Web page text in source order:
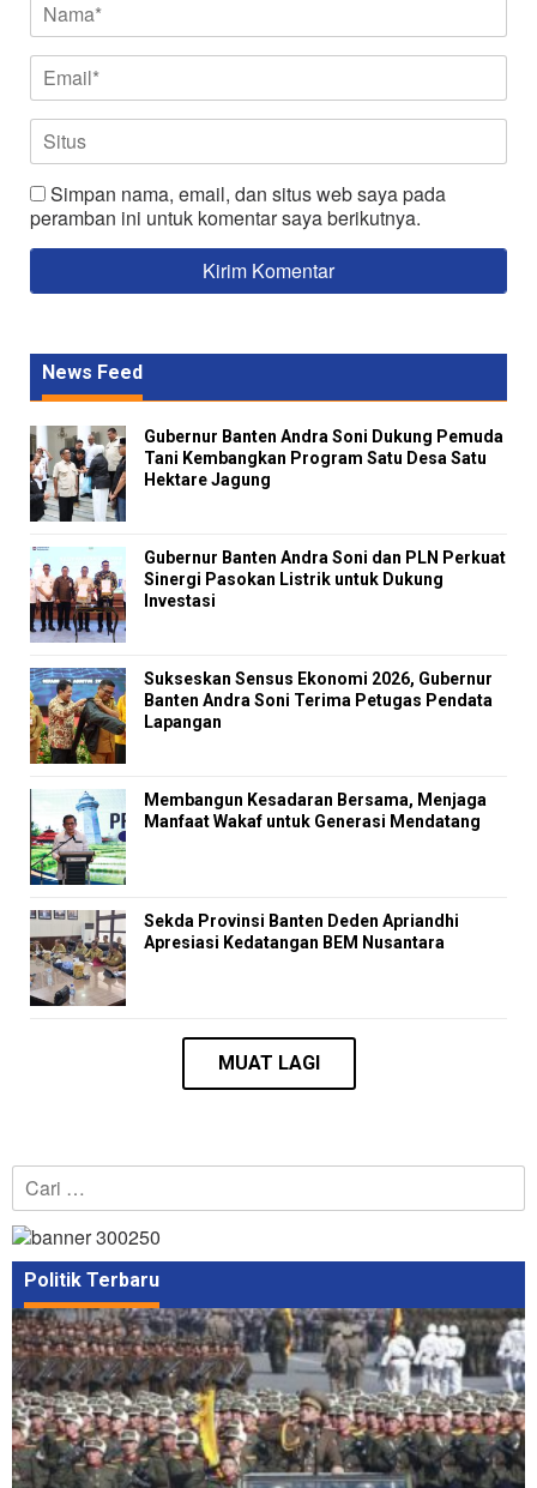
Simpan nama, email, dan situs web saya pada
peramban ini untuk komentar saya berikutnya.
News Feed
Gubernur Banten Andra Soni Dukung Pemuda
Tani Kembangkan Program Satu Desa Satu
Hektare Jagung
Gubernur Banten Andra Soni dan PLN Perkuat
Sinergi Pasokan Listrik untuk Dukung
Investasi
Sukseskan Sensus Ekonomi 2026, Gubernur
Banten Andra Soni Terima Petugas Pendata
Lapangan
Membangun Kesadaran Bersama, Menjaga
Manfaat Wakaf untuk Generasi Mendatang
Sekda Provinsi Banten Deden Apriandhi
Apresiasi Kedatangan BEM Nusantara
Cari
untuk:
Politik Terbaru